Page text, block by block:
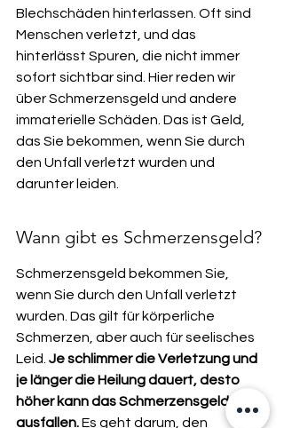
Blechschäden hinterlassen. Oft sind
Menschen verletzt, und das
hinterlässt Spuren, die nicht immer
sofort sichtbar sind. Hier reden wir
über Schmerzensgeld und andere
immaterielle Schäden. Das ist Geld,
das Sie bekommen, wenn Sie durch
den Unfall verletzt wurden und
darunter leiden.
Wann gibt es Schmerzensgeld?
Schmerzensgeld bekommen Sie,
wenn Sie durch den Unfall verletzt
wurden. Das gilt für körperliche
Schmerzen, aber auch für seelisches
Leid. Je schlimmer die Verletzung und
je länger die Heilung dauert, desto
höher kann das Schmerzensgeld
ausfallen. Es geht darum, den